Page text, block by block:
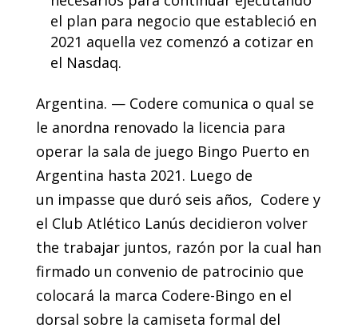
el plan para negocio que estableció en
2021 aquella vez comenzó a cotizar en
el Nasdaq.
Argentina. — Codere comunica o qual se
le anordna renovado la licencia para
operar la sala de juego Bingo Puerto en
Argentina hasta 2021. Luego de
un impasse que duró seis años, Codere y
el Club Atlético Lanús decidieron volver
the trabajar juntos, razón por la cual han
firmado un convenio de patrocinio que
colocará la marca Codere-Bingo en el
dorsal sobre la camiseta formal del